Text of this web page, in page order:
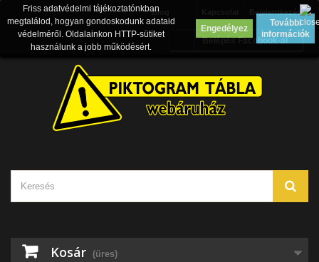
Bejelentkezés
Blog
Belépés Facebook-al
Kosár (üres)
Friss adatvédelmi tájékoztatónkban
megtalálod, hogyan gondoskodunk adataid
védelméről. Oldalainkon HTTP-sütiket
használunk a jobb működésért.
Engedélyez
További
információk